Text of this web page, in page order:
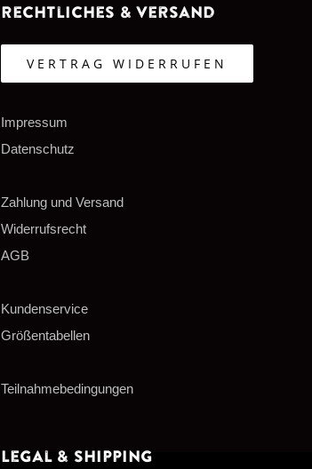
Rechtliches & Versand
VERTRAG WIDERRUFEN
Impressum
Datenschutz
Zahlung und Versand
Widerrufsrecht
AGB
Kundenservice
Größentabellen
Teilnahmebedingungen
Legal & Shipping